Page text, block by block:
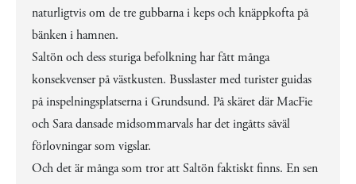
naturligtvis om de tre gubbarna i keps och knäppkofta på
bänken i hamnen.
Saltön och dess sturiga befolkning har fått många
konsekvenser på västkusten. Busslaster med turister guidas
på inspelningsplatserna i Grundsund. På skäret där MacFie
och Sara dansade midsommarvals har det ingåtts såväl
förlovningar som vigslar.
Och det är många som tror att Saltön faktiskt finns. En sen